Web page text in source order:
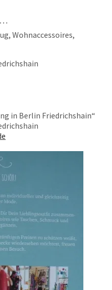
Wohnaccessoires,
in Berlin Friedrichshain“